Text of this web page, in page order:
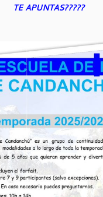
TE APUNTAS?????